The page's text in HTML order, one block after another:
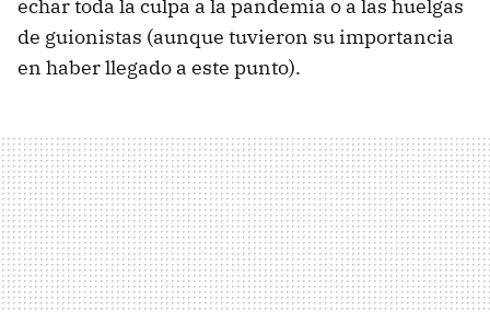
echar toda la culpa a la pandemia o a las huelgas
de guionistas (aunque tuvieron su importancia
en haber llegado a este punto).